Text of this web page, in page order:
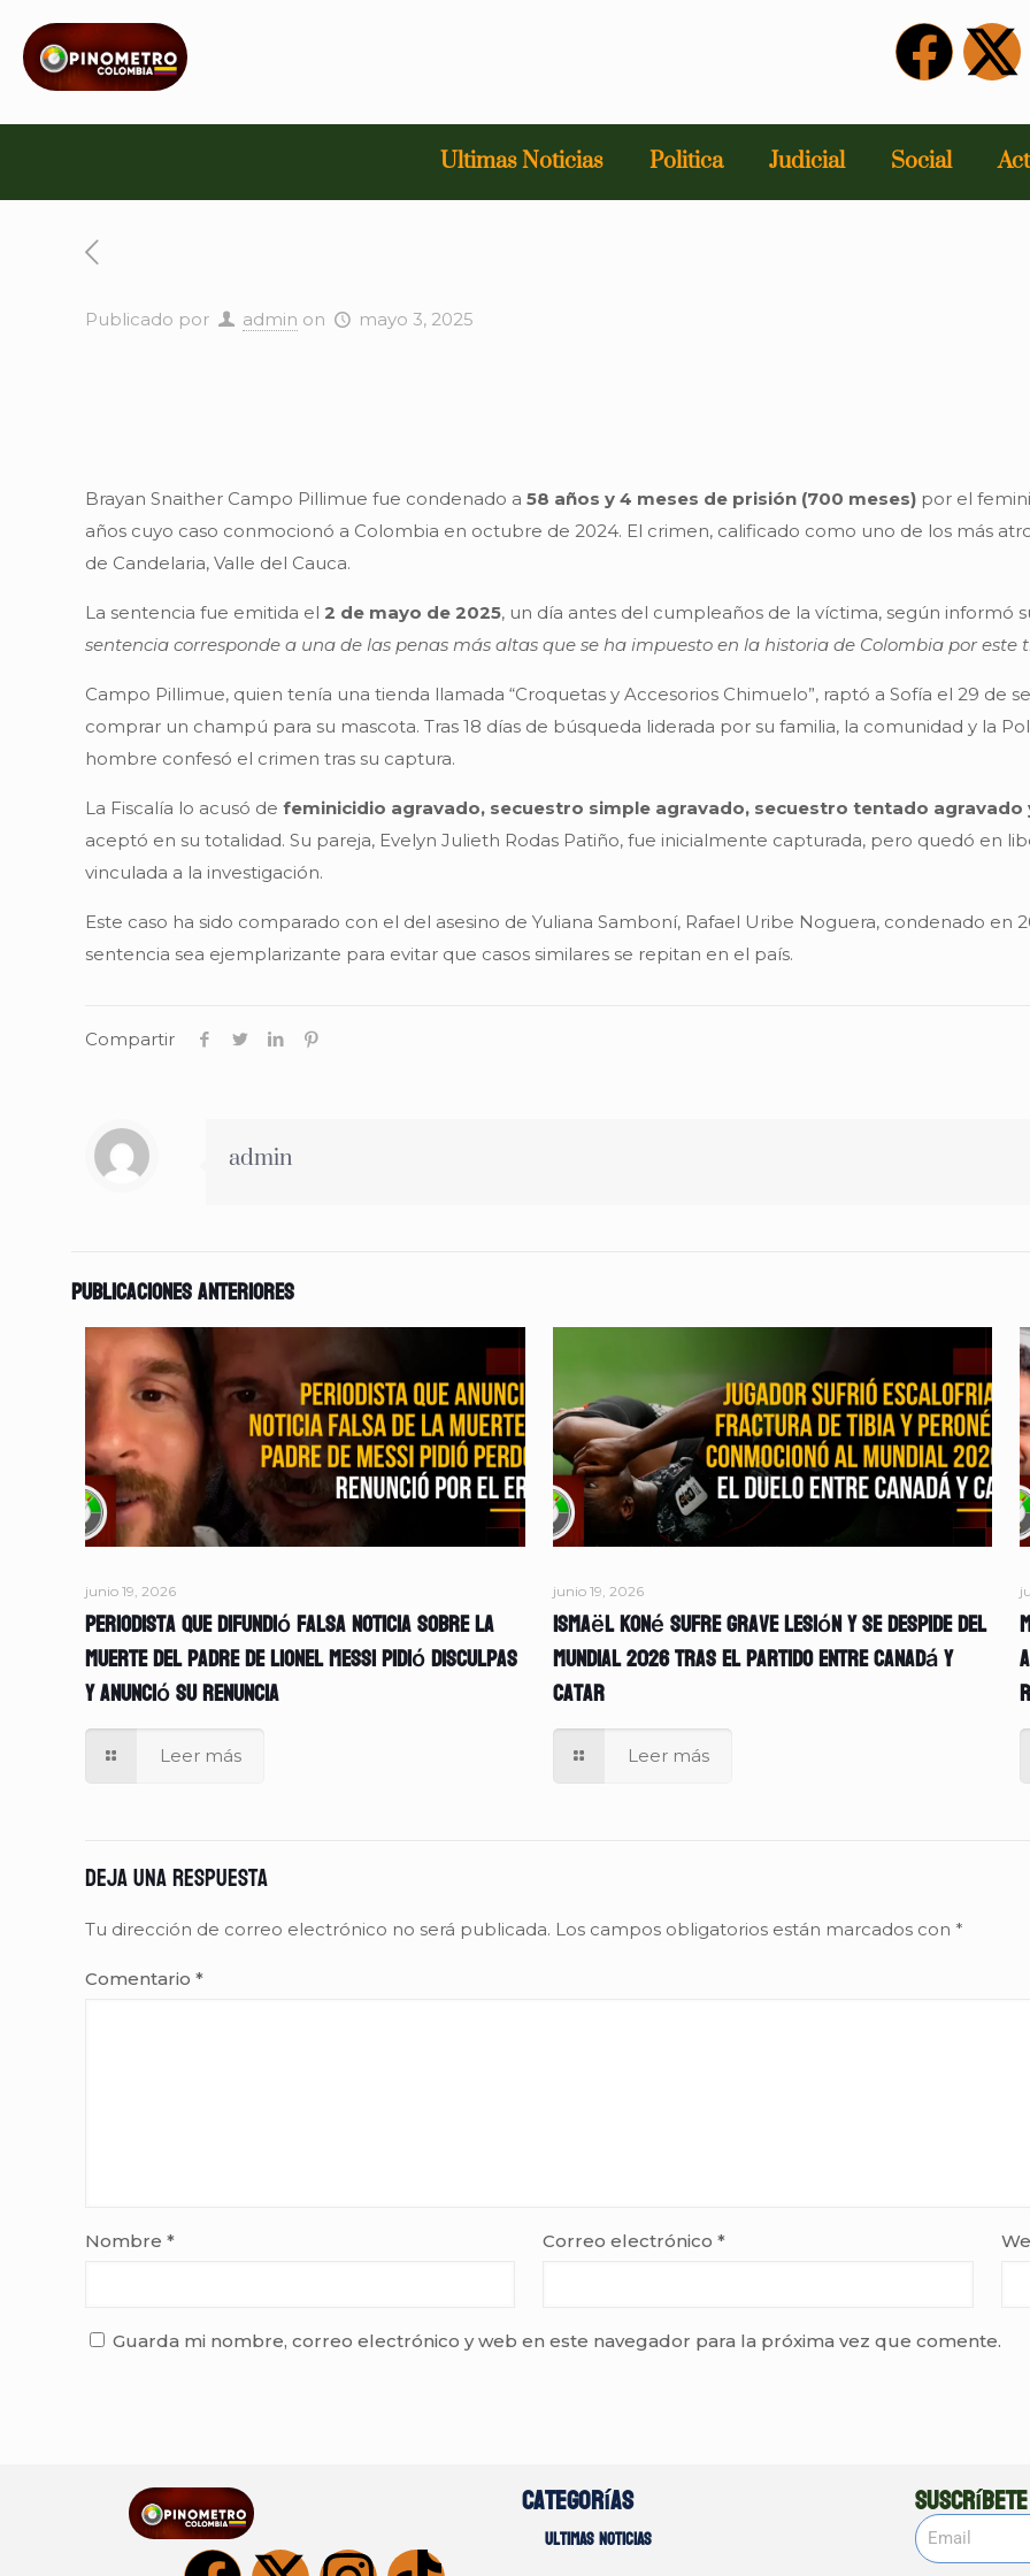
Ultimas Noticias Politica Judicial Social
Publicado por admin on mayo 3, 2025
Brayan Snaither Campo Pillimue fue condenado a58 años y 4 meses de prisión (700 meses) por el
años cuyo caso conmocionó a Colombia en octubre de 2024. El crimen, calificado como uno de los más
de Candelaria, Valle del Cauca.
La sentencia fue emitida el2 de mayo de 2025, un día antes del cumpleaños de la víctima, según informó
sentencia corresponde a una de las penas más altas que se ha impuesto en la historia de Colombia por este
Campo Pillimue, quien tenía una tienda llamada “Croquetas y Accesorios Chimuelo”, raptó a Sofía el 29 de
comprar un champú para su mascota. Tras 18 días de búsqueda liderada por su familia, la comunidad y la
hombre confesó el crimen tras su captura.
La Fiscalía lo acusó defeminicidio agravado, secuestro simple agravado, secuestro tentado
aceptó en su totalidad. Su pareja, Evelyn Julieth Rodas Patiño, fue inicialmente capturada, pero quedó en
vinculada a la investigación.
Este caso ha sido comparado con el del asesino de Yuliana Samboní, Rafael Uribe Noguera, condenado en
sentencia sea ejemplarizante para evitar que casos similares se repitan en el país.
Compartir
admin
Publicaciones anteriores
junio 19, 2026
Periodista que difundió falsa noticia sobre la
muerte del padre de Lionel Messi pidió disculpas
y anunció su renuncia
Leer más
junio 19, 2026
Ismaël Koné sufre grave lesión y se despide del
Mundial 2026 tras el partido entre Canadá y
Catar
Leer más
Deja una respuesta
Tu dirección de correo electrónico no será publicada. Los campos obligatorios están marcados con *
Comentario *
Nombre * Correo electrónico*
Guarda mi nombre, correo electrónico y web en este navegador para la próxima vez que comente.
Categorías
Ultimas noticias